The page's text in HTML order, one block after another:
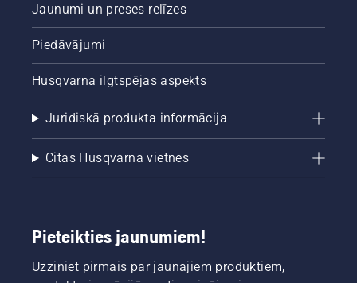
Jaunumi un preses relīzes
Piedāvājumi
Husqvarna ilgtspējas aspekts
Juridiskā produkta informācija
Citas Husqvarna vietnes
Pieteikties jaunumiem!
Uzziniet pirmais par jaunajiem produktiem,